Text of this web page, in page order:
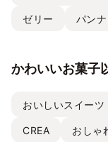
ゼリー パン
かわいいお菓子
おいしいスイーツ
CREA おしゃ